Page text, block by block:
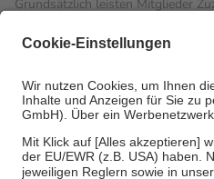
Grundsätzlich leisten Mitglieder
Diese Regeln gelten grundsätzlich
Um das Engagement der
• Kindern und Jugendlichen bis
• Untersuchungen zur Vorsorge
• empfohlenen Schutzimpfungen
• Harn- und Blutteststreifen